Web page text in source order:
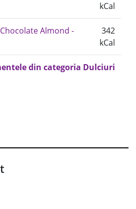
kCal
Almond -
342
kCal
din categoria Dulciuri